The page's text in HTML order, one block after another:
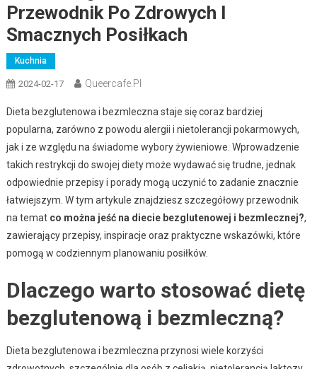
Przewodnik Po Zdrowych I
Smacznych Posiłkach
Kuchnia
2024-02-17 Queercafe.pl
Dieta bezglutenowa i bezmleczna staje się coraz bardziej
popularna, zarówno z powodu alergii i nietolerancji pokarmowych,
jak i ze względu na świadome wybory żywieniowe. Wprowadzenie
takich restrykcji do swojej diety może wydawać się trudne, jednak
odpowiednie przepisy i porady mogą uczynić to zadanie znacznie
łatwiejszym. W tym artykule znajdziesz szczegółowy przewodnik
na temat co można jeść na diecie bezglutenowej i bezmlecznej?,
zawierający przepisy, inspiracje oraz praktyczne wskazówki, które
pomogą w codziennym planowaniu posiłków.
Dlaczego warto stosować dietę
bezglutenową i bezmleczną?
Dieta bezglutenowa i bezmleczna przynosi wiele korzyści